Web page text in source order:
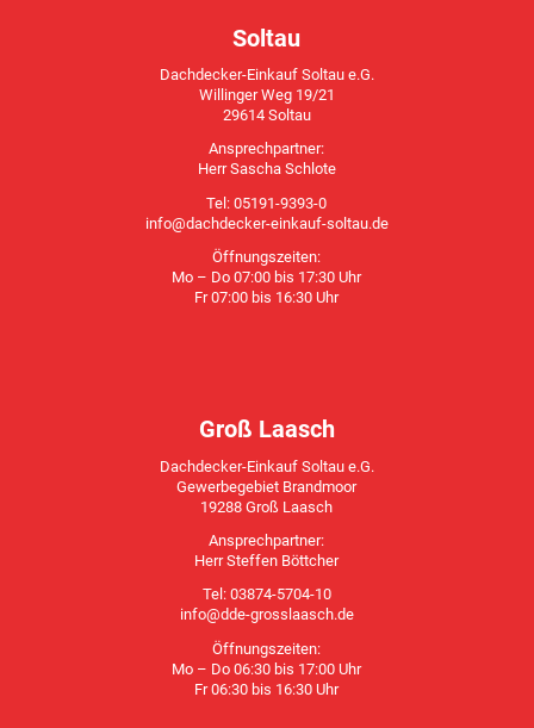
Soltau
Dachdecker-Einkauf Soltau e.G.
Willinger Weg 19/21
29614 Soltau
Ansprechpartner:
Herr Sascha Schlote
Tel: 05191-9393-0
info@dachdecker-einkauf-soltau.de
Öffnungszeiten:
Mo – Do 07:00 bis 17:30 Uhr
Fr 07:00 bis 16:30 Uhr
Groß Laasch
Dachdecker-Einkauf Soltau e.G.
Gewerbegebiet Brandmoor
19288 Groß Laasch
Ansprechpartner:
Herr Steffen Böttcher
Tel: 03874-5704-10
info@dde-grosslaasch.de
Öffnungszeiten:
Mo – Do 06:30 bis 17:00 Uhr
Fr 06:30 bis 16:30 Uhr